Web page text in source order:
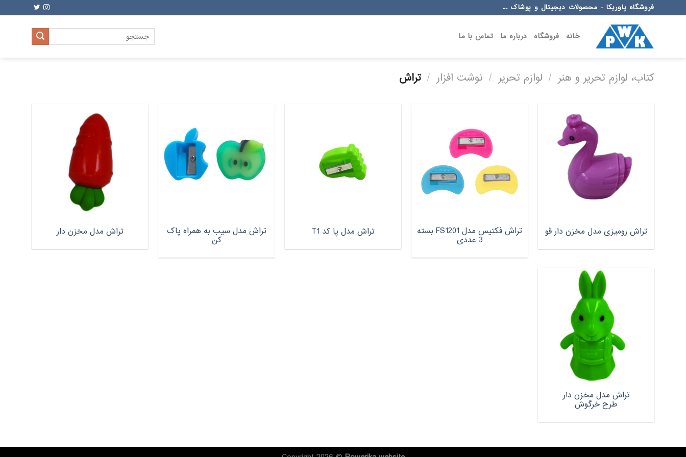
to
فروشگاه پاوریکا - محصولات دیجیتال و پوشاک ...
خانه فروشگاه درباره ما تماس با ما
جستجو
برای:
کتاب، لوازم تحریر و هنر / لوازم تحریر / نوشت افزار / تراش
تراش رومیزی مدل مخزن دار قو تراش فکتیس مدل FS1201 بسته
3 عددی
تراش مدل پا کد T1 تراش مدل سیب به همراه پاک
کن
تراش مدل مخزن دار
تراش مدل مخزن دار
طرح خرگوش